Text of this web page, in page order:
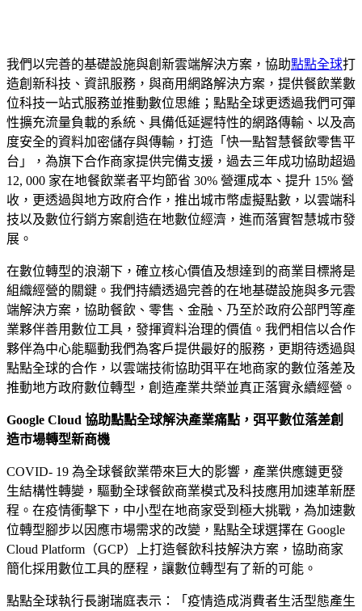
我們以完善的基礎設施與創新雲端解決方案，協助點點全球打
造創新科技、資訊服務，與商用網路解決方案，提供餐飲業數
位科技一站式服務並推動數位思維；點點全球更透過我們可彈
性擴充流量負載的系統、具備低延遲特性的網路傳輸、以及高
度安全的資料加密儲存與傳輸，打造「快一點智慧餐飲零售平
台」，為旗下合作商家提供完備支援，過去三年成功協助超過
12, 000 家在地餐飲業者平均節省 30% 營運成本、提升 15% 營
收，更透過與地方政府合作，推出城市幣虛擬點數，以雲端科
技以及數位行銷方案創造在地數位經濟，進而落實智慧城市發
展。
在數位轉型的浪潮下，確立核心價值及想達到的商業目標將是
組織經營的關鍵。我們持續透過完善的在地基礎設施與多元雲
端解決方案，協助餐飲、零售、金融、乃至於政府公部門等產
業夥伴善用數位工具，發揮資料治理的價值。我們相信以合作
夥伴為中心能驅動我們為客戶提供最好的服務，更期待透過與
點點全球的合作，以雲端技術協助弭平在地商家的數位落差及
推動地方政府數位轉型，創造產業共榮並真正落實永續經營。
Google Cloud 協助點點全球解決產業痛點，弭平數位落差創
造市場轉型新商機
COVID- 19 為全球餐飲業帶來巨大的影響，產業供應鏈更發
生結構性轉變，驅動全球餐飲商業模式及科技應用加速革新歷
程。在疫情衝擊下，中小型在地商家受到極大挑戰，為加速數
位轉型腳步以因應市場需求的改變，點點全球選擇在 Google
Cloud Platform（GCP）上打造餐飲科技解決方案，協助商家
簡化採用數位工具的歷程，讓數位轉型有了新的可能。
點點全球執行長謝瑞庭表示：「疫情造成消費者生活型態產生